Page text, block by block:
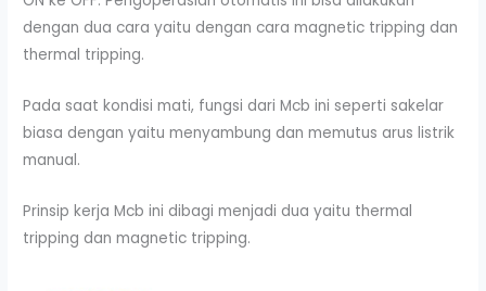
dengan dua cara yaitu dengan cara magnetic tripping dan
thermal tripping.
Pada saat kondisi mati, fungsi dari Mcb ini seperti sakelar
biasa dengan yaitu menyambung dan memutus arus listrik
manual.
Prinsip kerja Mcb ini dibagi menjadi dua yaitu thermal
tripping dan magnetic tripping.